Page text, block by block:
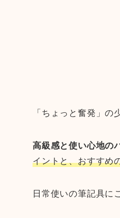
「ちょっと奮発」
高級感と使い心地の
イントと、おすすめ
日常使いの筆記具に